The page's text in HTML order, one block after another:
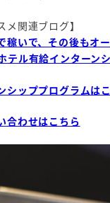
メ関連ブログ】
稼いで、その後もオ
テル有給インターン
シッププログラムは
合わせはこちら